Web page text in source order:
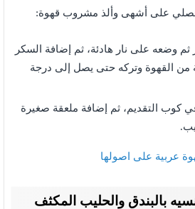
على أشهى وألذ مشروب قهوة:
وضعه على نار هادئة، ثم إضافة السكر
القهوة وتركه حتى يصل إلى درجة
كوب التقديم، ثم إضافة ملعقة صغيرة
عربية على اصولها
بالبندق والحليب المكثف